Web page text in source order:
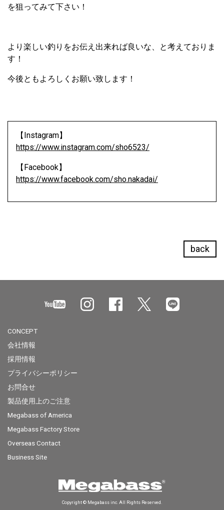
を狙ってみて下さい！
より楽しい釣りをお伝え出来れば良いな、と考えておりま
す！
今後ともよろしくお願い致します！
【Instagram】
https://www.instagram.com/sho6523/
【Facebook】
https://www.facebook.com/sho.nakadai/
back
CONCEPT
会社情報
採用情報
プライバシーポリシー
お問合せ
製品使用上のご注意
Megabass of America
Megabass Factory Store
Overseas Contact
Business Site
Copyright © Megabass inc. All Rights Reserved.